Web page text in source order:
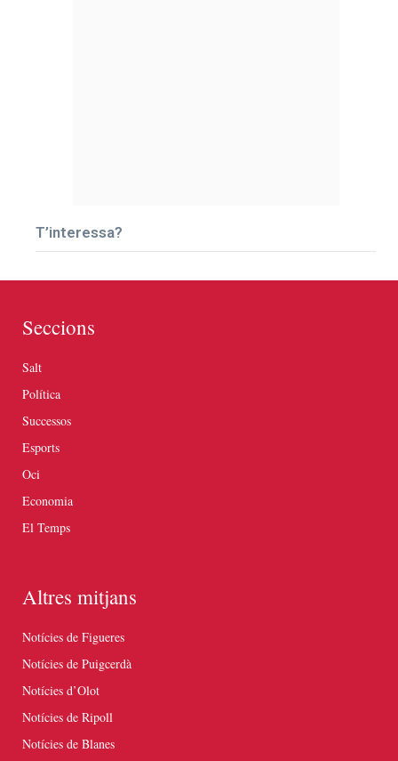
T’interessa?
Seccions
Salt
Política
Successos
Esports
Oci
Economia
El Temps
Altres mitjans
Notícies de Figueres
Notícies de Puigcerdà
Notícies d’Olot
Notícies de Ripoll
Notícies de Blanes